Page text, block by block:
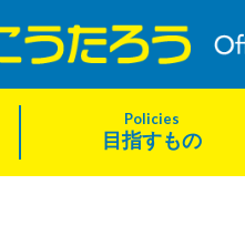
Policies
目指すもの